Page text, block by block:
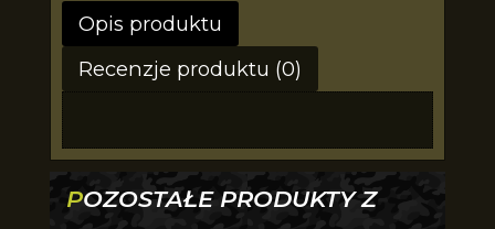
Opis produktu
Recenzje produktu (0)
POZOSTAŁE PRODUKTY Z